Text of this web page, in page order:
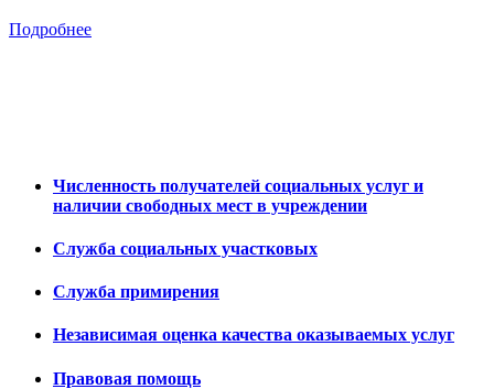
Подробнее
Численность получателей социальных услуг и
наличии свободных мест в учреждении
Служба социальных участковых
Служба примирения
Независимая оценка качества оказываемых услуг
Правовая помощь